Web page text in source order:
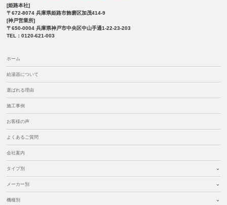
[姫路本社]
〒672-8074 兵庫県姫路市飾磨区加茂414-9
[神戸営業所]
〒650-0004 兵庫県神戸市中央区中山手通1-22-23-203
TEL：0120-621-003
ホーム
給湯器について
選ばれる理由
施工事例
お客様の声
よくあるご質問
会社案内
タイプ別
メーカー別
機種別